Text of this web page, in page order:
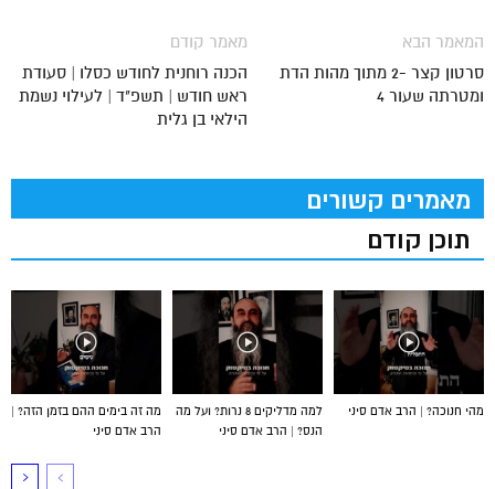
מאמר קודם
הכנה רוחנית לחודש כסלו | סעודת
ראש חודש | תשפ"ד | לעילוי נשמת
הילאי בן גלית
המאמר הבא
סרטון קצר -2 מתוך מהות הדת
ומטרתה שעור 4
מאמרים קשורים
תוכן קודם
מה זה בימים ההם בזמן הזה? |
הרב אדם סיני
למה מדליקים 8 נרות? ועל מה
הנס? | הרב אדם סיני
מהי חנוכה? | הרב אדם סיני